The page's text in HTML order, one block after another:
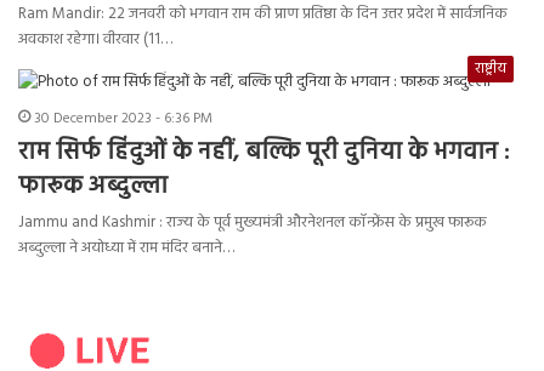
Ram Mandir: 22 जनवरी को भगवान राम की प्राण प्रतिष्ठा के दिन उत्तर प्रदेश में सार्वजनिक
अवकाश रहेगा। वीरवार (11…
राष्ट्रीय
30 December 2023 - 6:36 PM
राम सिर्फ हिंदुओं के नहीं, बल्कि पूरी दुनिया के भगवान :
फारूक अब्दुल्ला
Jammu and Kashmir : राज्य के पूर्व मुख्यमंत्री औरनेशनल कॉन्फ्रेंस के प्रमुख फारूक
अब्दुल्ला ने अयोध्या में राम मंदिर बनाने…